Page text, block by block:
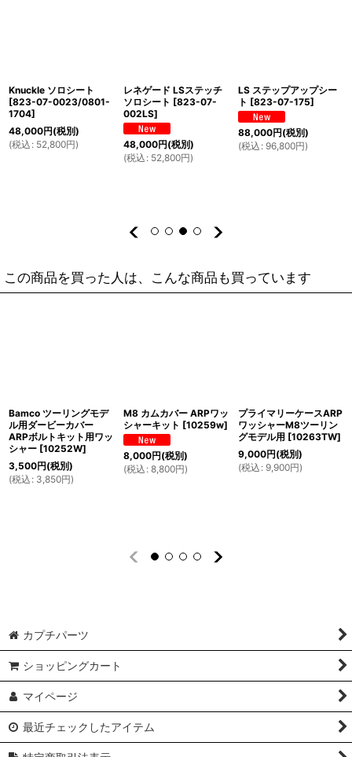
Knuckle ソロシート
[823-07-0023/0801-
1704]
48,000円(税別)
(税込 : 52,800円)
レネゲード LSステッチ
ソロシート [823-07-
002LS]
48,000円(税別)
(税込 : 52,800円)
LS ステップアップシー
ト [823-07-175]
88,000円(税別)
(税込 : 96,800円)
この商品を買った人は、こんな商品も買っています
Bamco ツーリングモデ
ル用ダービーカバー
ARPボルトキット用ワッ
シャー [10252W]
3,500円(税別)
(税込 : 3,850円)
M8 カムカバー ARPワッ
シャーキット [10259w]
8,000円(税別)
(税込 : 8,800円)
プライマリーケースARP
ワッシャーM8ツーリン
グモデル用 [10263TW]
9,000円(税別)
(税込 : 9,900円)
カプチパーツ
ショッピングカート
マイページ
最近チェックしたアイテム